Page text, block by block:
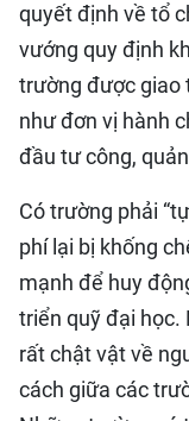
quyết định về tổ
vướng quy định
trường được giao
như đơn vị hành
đầu tư công,
Có trường phải
phí lại bị khống
mạnh để huy
triển quỹ đại học.
rất chật vật về
cách giữa các